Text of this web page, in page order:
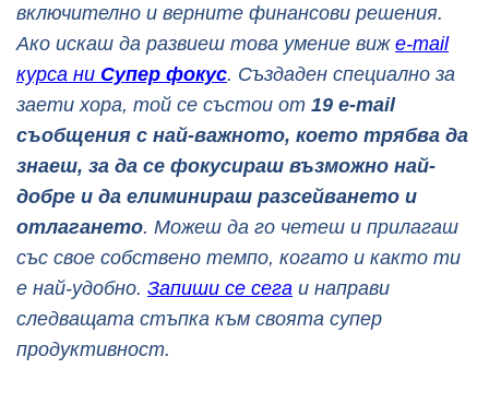
включително и верните финансови решения.
Ако искаш да развиеш това умение виж e-mail
курса ни Супер фокус. Създаден специално за
заети хора, той се състои от 19 e-mail
съобщения с най-важното, което трябва да
знаеш, за да се фокусираш възможно най-
добре и да елиминираш разсейването и
отлагането. Можеш да го четеш и прилагаш
със свое собствено темпо, когато и както ти
е най-удобно. Запиши се сега и направи
следващата стъпка към своята супер
продуктивност.